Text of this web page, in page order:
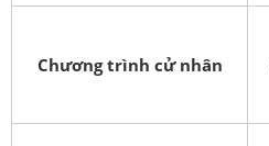
Chương trình cử nhân